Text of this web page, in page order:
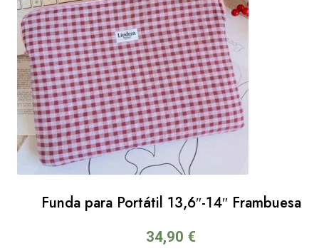
Funda para Portátil 13,6″-14″ Frambuesa
34,90 €